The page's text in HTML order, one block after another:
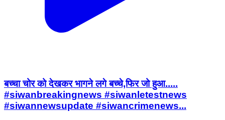
बच्चा चोर को देखकर भागने लगे बच्चे,फिर जो हुआ.....
#siwanbreakingnews #siwanletestnews
#siwannewsupdate #siwancrimenews...